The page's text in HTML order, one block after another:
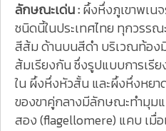
ลักษณะเด่น :ผึ้งหึ่งภูเขาพเน
ชนิดนี้ในประเทศไทย ทุกวรร
สีส้ม ด้านบนสีดำ บริเวณท้อง
ส้มเรียงกัน ซึ่งรูปแบบการเรี
ใน ผึ้งหึ่งหัวสั้น และผึ้งหึ่งหยา
ของขาคู่กลางมีลักษณะทำมุ
สอง (flagellomere) แคบ เมื่